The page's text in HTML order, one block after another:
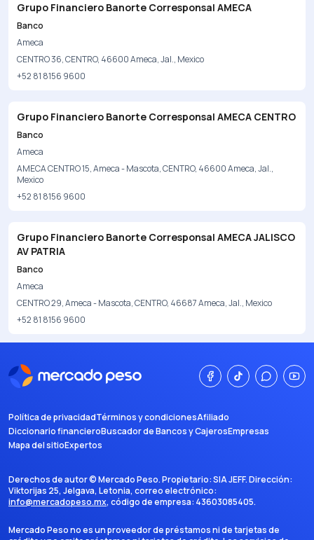
Grupo Financiero Banorte Corresponsal AMECA
Banco
Ameca
CENTRO 36, CENTRO, 46600 Ameca, Jal., Mexico
+52 81 8156 9600
Grupo Financiero Banorte Corresponsal AMECA CENTRO
Banco
Ameca
AMECA CENTRO 15, Ameca - Mascota, CENTRO, 46600 Ameca, Jal.,
Mexico
+52 81 8156 9600
Grupo Financiero Banorte Corresponsal AMECA JALISCO
AV PATRIA
Banco
Ameca
CENTRO 29, Ameca - Mascota, CENTRO, 46687 Ameca, Jal., Mexico
+52 81 8156 9600
Política de privacidadTérminos y condicionesAfiliado
Diccionario financieroBuscador de Bancos y CajerosEmpresas
Mapa del sitioExpertos
Derechos de autor ©Mercado Peso. Propietario:SIA JEFF. Dirección:
Viktorijas 25, Jelgava, Letonia, correo electrónico:
info@mercadopeso.mx, código de empresa: 43603085405.
Mercado Peso no es un proveedor de préstamos ni de tarjetas de